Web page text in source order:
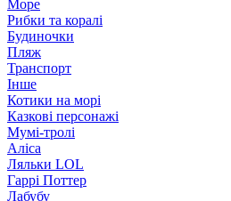
Море
Рибки та коралі
Будиночки
Пляж
Транспорт
Інше
Котики на морі
Казкові персонажі
Мумі-тролі
Аліса
Ляльки LOL
Гаррі Поттер
Лабубу